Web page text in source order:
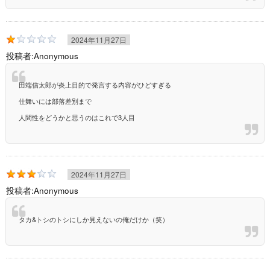
2024年11月27日
投稿者:Anonymous
田端信太郎が炎上目的で発言する内容がひどすぎる
仕舞いには部落差別まで
人間性をどうかと思うのはこれで3人目
2024年11月27日
投稿者:Anonymous
タカ&トシのトシにしか見えないの俺だけか（笑）